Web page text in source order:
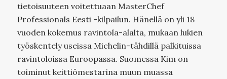
tietoisuuteen voitettuaan MasterChef
Professionals Eesti -kilpailun. Hänellä on yli 18
vuoden kokemus ravintola-alalta, mukaan lukien
työskentely useissa Michelin-tähdillä palkituissa
ravintoloissa Euroopassa. Suomessa Kim on
toiminut keittiömestarina muun muassa